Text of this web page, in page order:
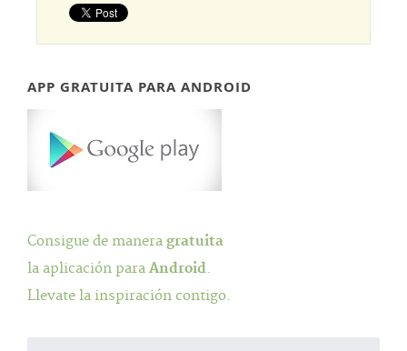
APP GRATUITA PARA ANDROID
Consigue de manera gratuita
la aplicación para Android.
Llevate la inspiración contigo.